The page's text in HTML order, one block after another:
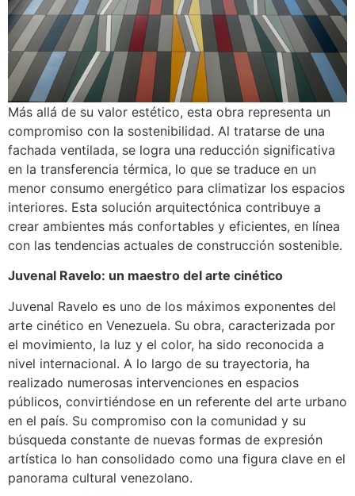
Más allá de su valor estético, esta obra representa un
compromiso con la sostenibilidad. Al tratarse de una
fachada ventilada, se logra una reducción significativa
en la transferencia térmica, lo que se traduce en un
menor consumo energético para climatizar los espacios
interiores. Esta solución arquitectónica contribuye a
crear ambientes más confortables y eficientes, en línea
con las tendencias actuales de construcción sostenible.
Juvenal Ravelo: un maestro del arte cinético
Juvenal Ravelo es uno de los máximos exponentes del
arte cinético en Venezuela. Su obra, caracterizada por
el movimiento, la luz y el color, ha sido reconocida a
nivel internacional. A lo largo de su trayectoria, ha
realizado numerosas intervenciones en espacios
públicos, convirtiéndose en un referente del arte urbano
en el país. Su compromiso con la comunidad y su
búsqueda constante de nuevas formas de expresión
artística lo han consolidado como una figura clave en el
panorama cultural venezolano.